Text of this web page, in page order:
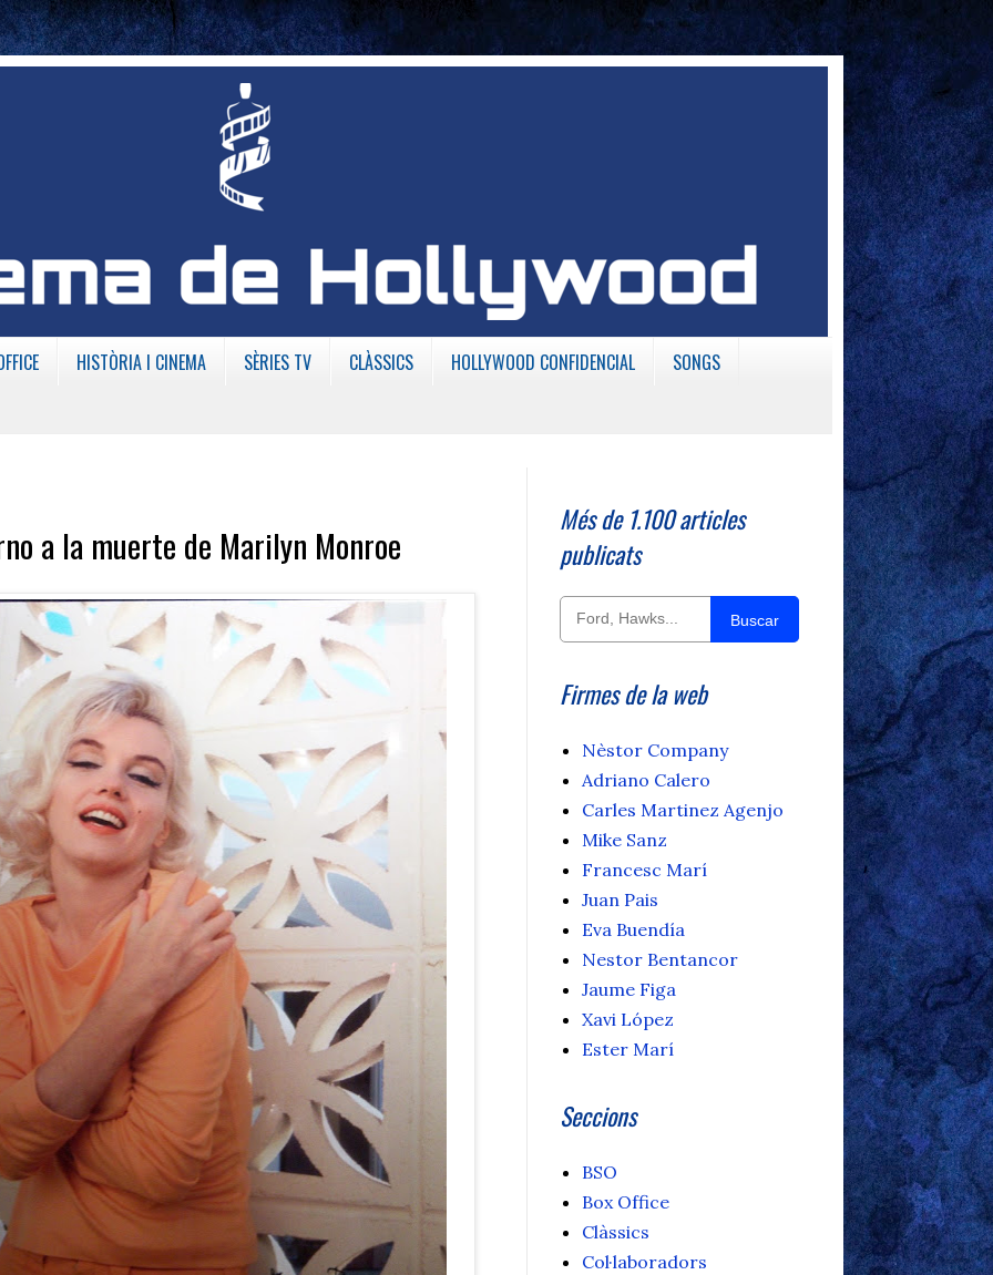
HISTÒRIA I CINEMA SÈRIES TV CLÀSSICS HOLLYWOOD CONFIDENCIAL SONGS
a la muerte de Marilyn Monroe
Més de 1.100 articles
publicats
Buscar
Firmes de la web
Nèstor Company
Adriano Calero
Carles Martinez Agenjo
Mike Sanz
Francesc Marí
Juan Pais
Eva Buendía
Nestor Bentancor
Jaume Figa
Xavi López
Ester Marí
Seccions
BSO
Box Office
Clàssics
Col·laboradors